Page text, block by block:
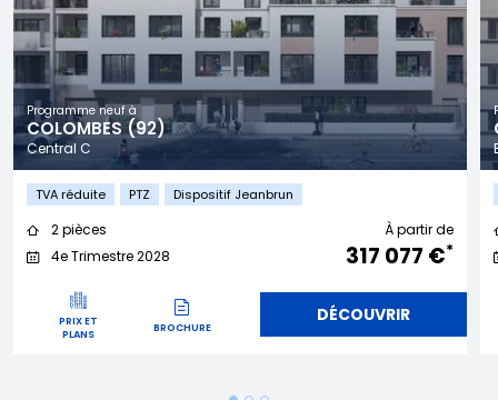
Programme neuf à
COLOMBES (92)
Central C
TVA réduite PTZ Dispositif Jeanbrun
2 pièces
4e Trimestre 2028
À partir de
317 077 €*
PRIX ET
PLANS
BROCHURE
DÉCOUVRIR